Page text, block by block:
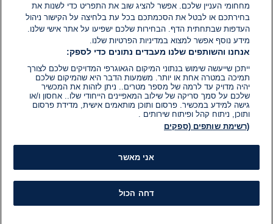
מחחומי העניין שלכם. אפשר להציג שוב את התפריט כדי לשנות את
בחירתכם או לבטל את הסכמתכם בכל עת בלחיצה על הקישור ניהול
העדפות שבתחתית הדף. הבחירות שלכם ישפיעו על אתר אישי שלנו.
מידע נוסף אפשר למצוא במדיניות הפרטיות שלנו.
אנחנו והשותפים שלנו מעבדים נתונים כדי לספק:
ייתכן שייעשה שימוש בנתוני המיקום הגאוגרפי המדויקים שלכם לצורך
תמיכה במטרה אחת או יותר. משמעות הדבר היא שהמיקום שלכם
יהיה מדויק עד לרמה של מספר מטרים.. ניתן לזהות את המכשיר
שלכם על סמך סריקה של שילוב המאפיינים הייחודי שלו.. אחסון ו/או
גישה למידע במכשיר. פרסום ותוכן מותאמים אישית, מדידת פרסום
ותוכן, ניתוח קהל ופיתוח שירותים .
(רשימת שותפים (ספקים
אני מאשר
דחה הכול